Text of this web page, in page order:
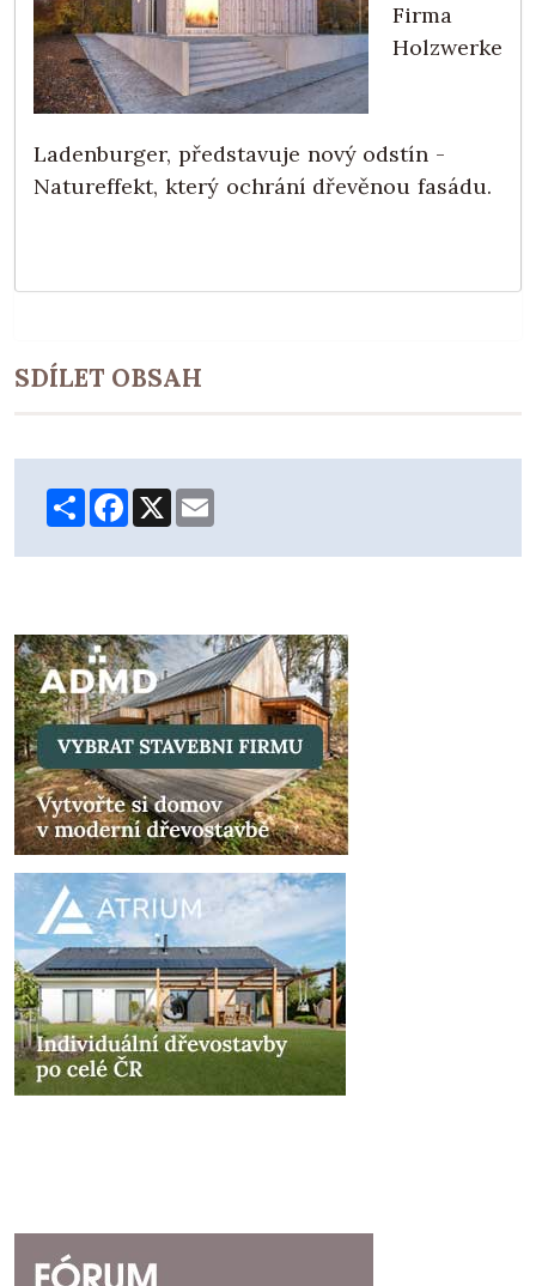
Firma
Holzwerke
Ladenburger, představuje nový odstín -
Natureffekt, který ochrání dřevěnou fasádu.
SDÍLET OBSAH
ShareFacebook
X